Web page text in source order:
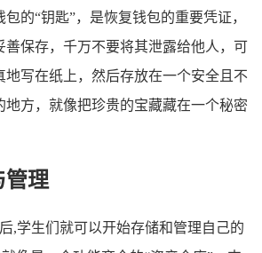
的“钥匙”，是恢复钱包的重要凭证，
善保存，千万不要将其泄露给他人，可
地写在纸上，然后存放在一个安全且不
地方，就像把珍贵的宝藏藏在一个秘密
管理
,学生们就可以开始存储和管理自己的